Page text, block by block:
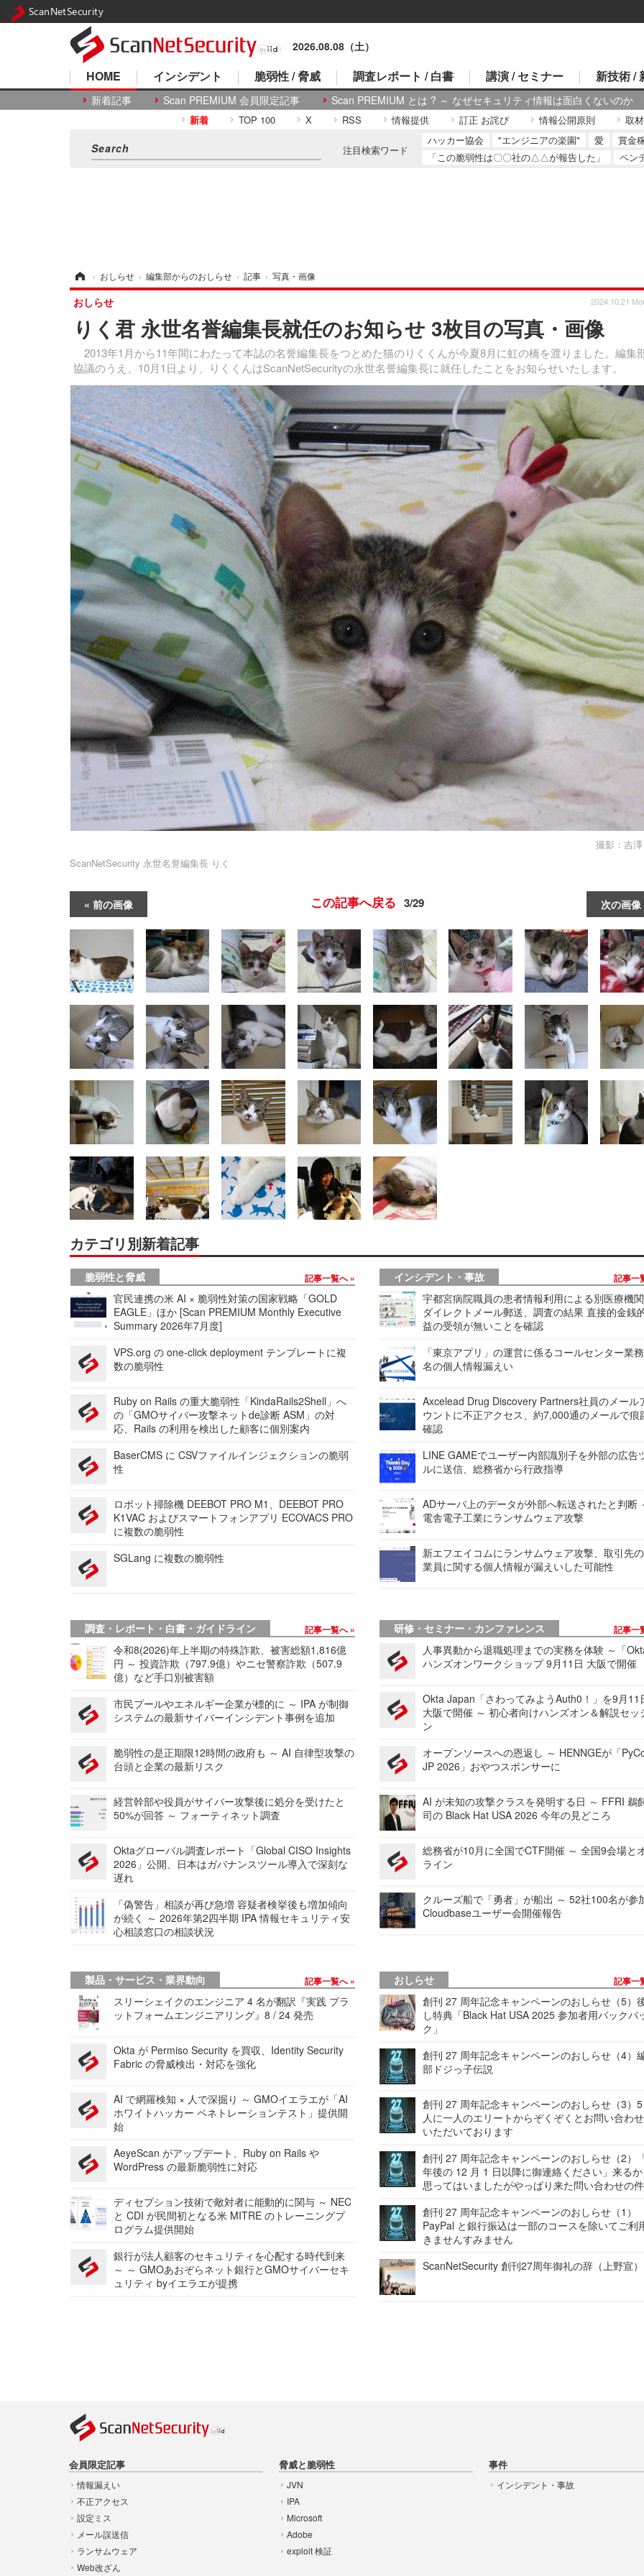
2026.08.08（土）
HOME
新着記事 Scan PREMIUM 会員限定記事 Scan PREMIUM とは ? ～ なぜセキュリティ情報は面白くないのか
インシデント 脆弱性 / 脅威 調査レポート / 白書 講演 / セミナー 新技術 /
新着 TOP 100 X RSS 情報提供 訂正 お詫び 情報公開原則 取
注目検索ワード
ハッカー協会 "エンジニアの楽園" 愛 賞金
「この脆弱性は〇〇社の△△が報告した」
ペン
› おしらせ › 編集部からのおしらせ › 記事 › 写真・画像
りく君 永世名誉編集長就任のお知らせ 3枚目の写真・画像
2013年1月から11年間にわたって本誌の名誉編集長をつとめた猫のりくくんが今夏8月に虹の橋を渡りました。編集
協議のうえ、10月1日より、りくくんはScanNetSecurityの永世名誉編集長に就任したことをお知らせいたします。
おしらせ 2024.10.21
撮影：吉
ScanNetSecurity 永世名誉編集長 りく
前の画像 次の画像
この記事へ戻る 3/29
カテゴリ別新着記事
脆弱性と脅威 記事一覧へ
官民連携の米 AI × 脆弱性対策の国家戦略「GOLD
EAGLE」ほか [Scan PREMIUM Monthly Executive
Summary 2026年7月度]
VPS.org の one-click deployment テンプレートに複
数の脆弱性
Ruby on Rails の重大脆弱性「KindaRails2Shell」へ
の「GMOサイバー攻撃ネットde診断 ASM」の対
応、Rails の利用を検出した顧客に個別案内
BaserCMS に CSVファイルインジェクションの脆弱
性
ロボット掃除機 DEEBOT PRO M1、DEEBOT PRO
K1VAC およびスマートフォンアプリ ECOVACS PRO
に複数の脆弱性
SGLang に複数の脆弱性
インシデント・事故 記事一
宇都宮病院職員の患者情報利用による別医療機
ダイレクトメール郵送、調査の結果 直接的金銭
益の受領が無いことを確認
「東京アプリ」の運営に係るコールセンター業
名の個人情報漏えい
Axcelead Drug Discovery Partners社員のメール
ウントに不正アクセス、約7,000通のメールで痕
確認
LINE GAMEでユーザー内部識別子を外部の広告
ルに送信、総務省から行政指導
ADサーバ上のデータが外部へ転送されたと判断
電舎電子工業にランサムウェア攻撃
新エフエイコムにランサムウェア攻撃、取引先
業員に関する個人情報が漏えいした可能性
調査・レポート・白書・ガイドライン 記事一覧へ
令和8(2026)年上半期の特殊詐欺、被害総額1,816億
円 ～ 投資詐欺（797.9億）やニセ警察詐欺（507.9
億）など手口別被害額
市民プールやエネルギー企業が標的に ～ IPA が制御
システムの最新サイバーインシデント事例を追加
脆弱性の是正期限12時間の政府も ～ AI 自律型攻撃の
台頭と企業の最新リスク
経営幹部や役員がサイバー攻撃後に処分を受けたと
50%が回答 ～ フォーティネット調査
Oktaグローバル調査レポート「Global CISO Insights
2026」公開、日本はガバナンスツール導入で深刻な
遅れ
「偽警告」相談が再び急増 容疑者検挙後も増加傾向
が続く ～ 2026年第2四半期 IPA 情報セキュリティ安
心相談窓口の相談状況
研修・セミナー・カンファレンス 記事一
人事異動から退職処理までの実務を体験 ～「
ハンズオンワークショップ 9月11日 大阪で開催
Okta Japan「さわってみようAuth0！」を9月11
大阪で開催 ～ 初心者向けハンズオン＆解説セッ
ン
オープンソースへの恩返し ～ HENNGEが「
JP 2026」おやつスポンサーに
AI が未知の攻撃クラスを発明する日 ～ FFRI 鵜
司の Black Hat USA 2026 今年の見どころ
総務省が10月に全国でCTF開催 ～ 全国9会場と
ライン
クルーズ船で「勇者」が船出 ～ 52社100名が参
Cloudbaseユーザー会開催報告
製品・サービス・業界動向 記事一覧へ
スリーシェイクのエンジニア 4 名が翻訳『実践 プラ
ットフォームエンジニアリング』8 / 24 発売
Okta が Permiso Security を買収、Identity Security
Fabric の脅威検出・対応を強化
AI で網羅検知 × 人で深掘り ～ GMOイエラエが「AI
ホワイトハッカー ペネトレーションテスト」提供開
始
AeyeScan がアップデート、Ruby on Rails や
WordPress の最新脆弱性に対応
ディセプション技術で敵対者に能動的に関与 ～ NEC
と CDI が民間初となる米 MITRE のトレーニングプ
ログラム提供開始
銀行が法人顧客のセキュリティを心配する時代到来
～ ～ GMOあおぞらネット銀行とGMOサイバーセキ
ュリティ byイエラエが提携
おしらせ 記事一
創刊 27 周年記念キャンペーンのおしらせ（5）
し特典「Black Hat USA 2025 参加者用バックパ
ク」
創刊 27 周年記念キャンペーンのおしらせ（4）
部ドジっ子伝説
創刊 27 周年記念キャンペーンのおしらせ（3）
人に一人のエリートからぞくぞくとお問い合わ
いただいております
創刊 27 周年記念キャンペーンのおしらせ（2）
年後の 12 月 1 日以降に御連絡ください」来るか
思ってはいましたがやっぱり来た問い合わせの件
創刊 27 周年記念キャンペーンのおしらせ（1）
PayPal と銀行振込は一部のコースを除いてご利
きませんすみません
ScanNetSecurity 創刊27周年御礼の辞（上野宣）
会員限定記事
情報漏えい
不正アクセス
設定ミス
メール誤送信
ランサムウェア
Web改ざん
脅威と脆弱性
JVN
IPA
Microsoft
Adobe
exploit 検証
事件
インシデント・事故
ScanNetSecurity